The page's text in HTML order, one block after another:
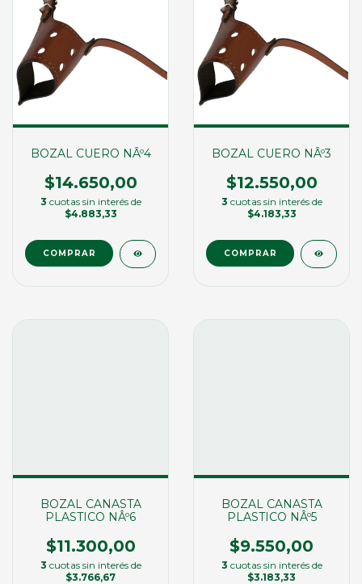
BOZAL CUERO NÂº4
$14.650,00
3 cuotas sin interés de
$4.883,33
BOZAL CUERO NÂº3
$12.550,00
3 cuotas sin interés de
$4.183,33
BOZAL CANASTA
PLASTICO NÂº6
$11.300,00
3 cuotas sin interés de
$3.766,67
BOZAL CANASTA
PLASTICO NÂº5
$9.550,00
3 cuotas sin interés de
$3.183,33